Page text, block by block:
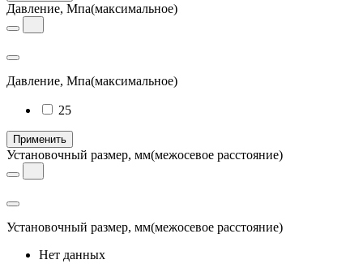
Давление, Мпа(максимальное)
Давление, Мпа(максимальное)
25
Применить
Установочный размер, мм(межосевое расстояние)
Установочный размер, мм(межосевое расстояние)
Нет данных